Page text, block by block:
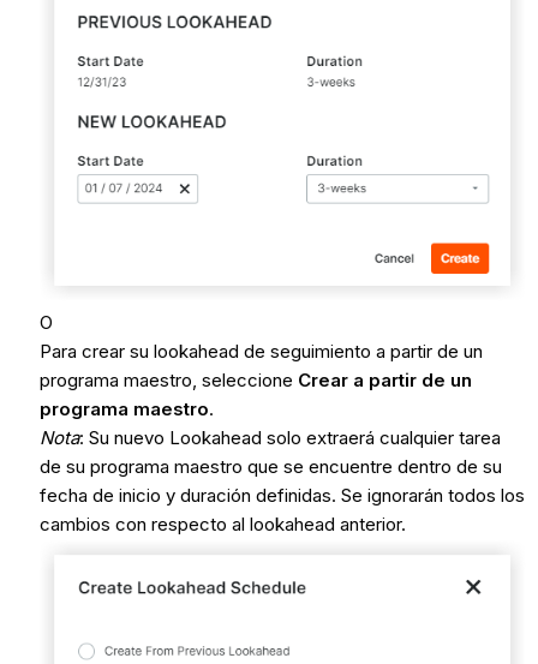
O
Para crear su lookahead de seguimiento a partir de un
programa maestro, seleccione Crear a partir de un
programa maestro.
Nota: Su nuevo Lookahead solo extraerá cualquier tarea
de su programa maestro que se encuentre dentro de su
fecha de inicio y duración definidas. Se ignorarán todos los
cambios con respecto al lookahead anterior.